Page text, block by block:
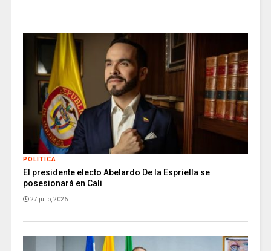
POLITICA
El presidente electo Abelardo De la Espriella se
posesionará en Cali
27 julio, 2026